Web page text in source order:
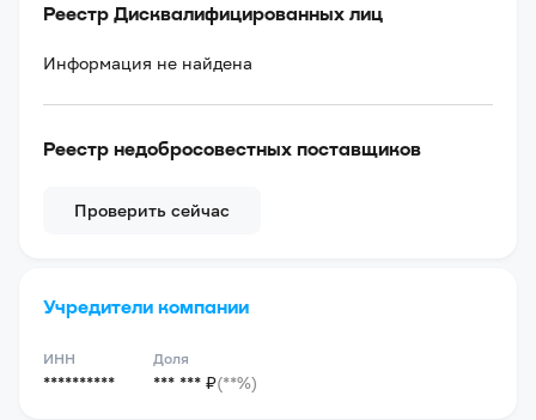
Реестр Дисквалифицированных лиц
Информация не найдена
Реестр недобросовестных поставщиков
Проверить сейчас
Учредители компании
ИНН
**********
Доля
*** *** ₽(**%)